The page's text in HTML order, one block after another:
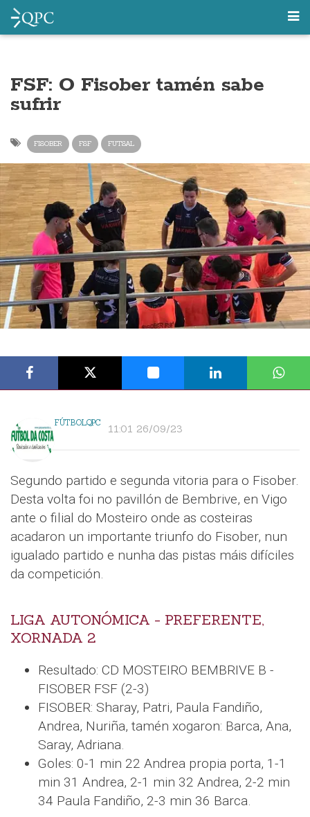
FSF: O Fisober tamén sabe
sufrir
FISOBER FSF FUTSAL
FÚTBOLQPC 11:01 26/09/23
Segundo partido e segunda vitoria para o Fisober.
Desta volta foi no pavillón de Bembrive, en Vigo
ante o filial do Mosteiro onde as costeiras
acadaron un importante triunfo do Fisober, nun
igualado partido e nunha das pistas máis difíciles
da competición.
LIGA AUTONÓMICA - PREFERENTE,
XORNADA 2
Resultado: CD MOSTEIRO BEMBRIVE B -
FISOBER FSF (2-3)
FISOBER: Sharay, Patri, Paula Fandiño,
Andrea, Nuriña, tamén xogaron: Barca, Ana,
Saray, Adriana.
Goles: 0-1 min 22 Andrea propia porta, 1-1
min 31 Andrea, 2-1 min 32 Andrea, 2-2 min
34 Paula Fandiño, 2-3 min 36 Barca.